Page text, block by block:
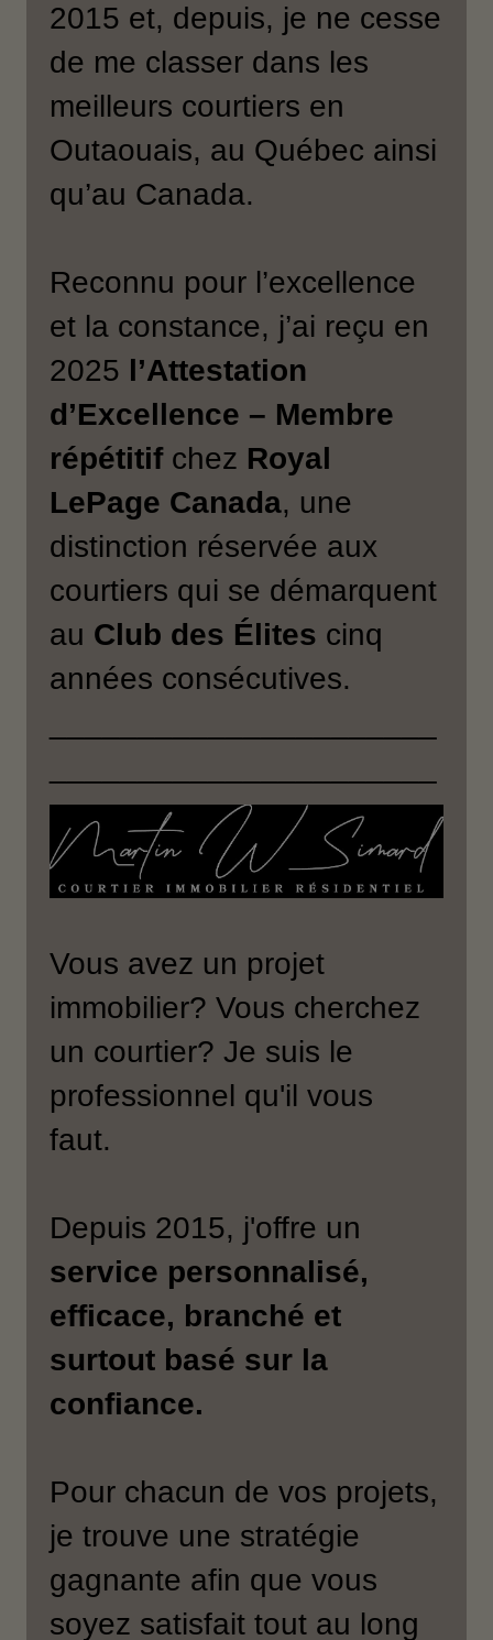
2015 et, depuis, je ne cesse
de me classer dans les
meilleurs courtiers en
Outaouais, au Québec ainsi
qu’au Canada.
Reconnu pour l’excellence
et la constance, j’ai reçu en
2025 l’Attestation
d’Excellence – Membre
répétitifchez Royal
LePage Canada, une
distinction réservée aux
courtiers qui se démarquent
au Club des Élites cinq
années consécutives.
Vous avez un projet
immobilier? Vous cherchez
un courtier? Je suis le
professionnel qu'il vous
faut.
Depuis 2015, j'offre un
service personnalisé,
efficace, branché et
surtout basé sur la
confiance.
Pour chacun de vos projets,
je trouve une stratégie
gagnante afin que vous
soyez satisfait tout au long